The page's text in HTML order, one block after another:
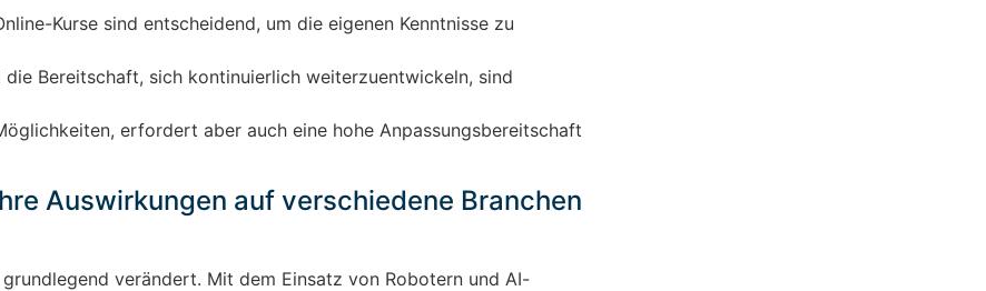
Kurse sind entscheidend, um die eigenen Kenntnisse zu
die Bereitschaft, sich kontinuierlich weiterzuentwickeln, sind
erfordert aber auch eine hohe Anpassungsbereitschaft
Auswirkungen auf verschiedene Branchen
verändert. Mit dem Einsatz von Robotern und AI-